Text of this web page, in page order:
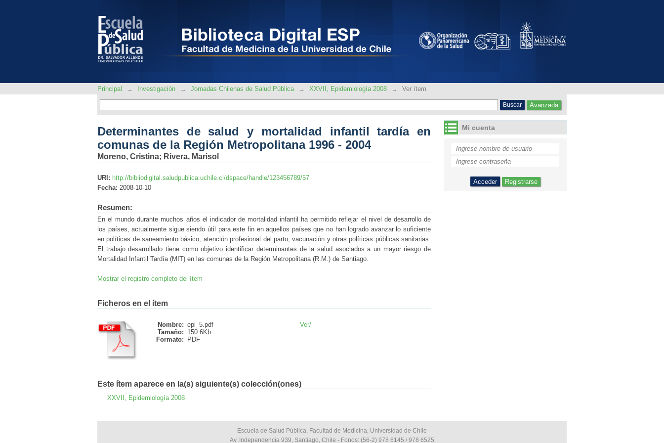
Metropolitana 1996 - 2004
Principal → Investigación → Jornadas Chilenas de Salud Pública → XXVII, Epidemiología 2008 → Ver ítem
Avanzada
Determinantes de salud y mortalidad infantil tardía en
comunas de la Región Metropolitana 1996 - 2004
Moreno, Cristina; Rivera, Marisol
URI: http://bibliodigital.saludpublica.uchile.cl/dspace/handle/123456789/57
Fecha: 2008-10-10
Resumen:
En el mundo durante muchos años el indicador de mortalidad infantil ha permitido reflejar el nivel de desarrollo de
los países, actualmente sigue siendo útil para este fin en aquellos países que no han logrado avanzar lo suficiente
en políticas de saneamiento básico, atención profesional del parto, vacunación y otras políticas públicas sanitarias.
El trabajo desarrollado tiene como objetivo identificar determinantes de la salud asociados a un mayor riesgo de
Mortalidad Infantil Tardía (MIT) en las comunas de la Región Metropolitana (R.M.) de Santiago.
Mostrar el registro completo del ítem
Ficheros en el ítem
Nombre: epi_5.pdf
Tamaño: 150.6Kb
Formato:
PDF
Ver/
Este ítem aparece en la(s) siguiente(s) colección(ones)
XXVII, Epidemiología 2008
Mi cuenta
Registrarse
Escuela de Salud Pública, Facultad de Medicina, Universidad de Chile
Av. Independencia 939, Santiago, Chile - Fonos: (56-2) 978 6145 / 978 6525